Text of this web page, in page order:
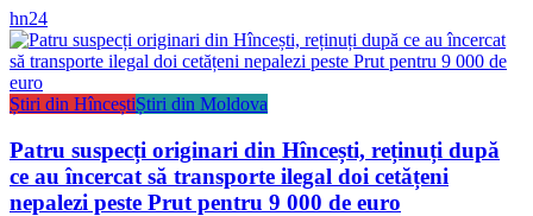
hn24
Știri din HînceștiȘtiri din Moldova
Patru suspecți originari din Hîncești, reținuți după
ce au încercat să transporte ilegal doi cetățeni
nepalezi peste Prut pentru 9 000 de euro